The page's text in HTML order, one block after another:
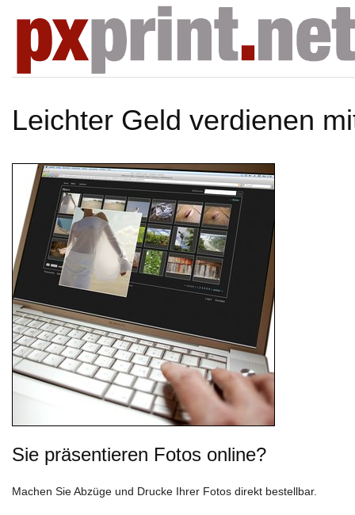
Leichter Geld verdienen
Sie präsentieren Fotos online?
Machen Sie Abzüge und Drucke Ihrer Fotos direkt bestellbar.